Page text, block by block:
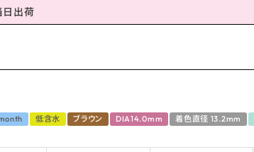
日出荷
低含水 ブラウン DIA14.0mm 着色直径 13.2mm